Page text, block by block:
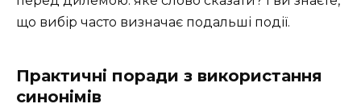
що вибір часто визначає подальші події.
Практичні поради з використання
синонімів